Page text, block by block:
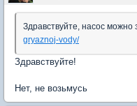
Здравствуйте, насос можно
gryaznoj-vody/
Здравствуйте!
Нет, не возьмусь